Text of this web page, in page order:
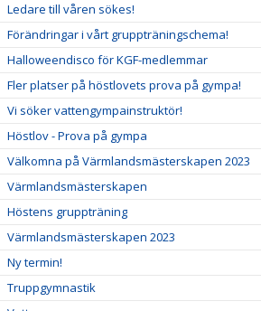
Ledare till våren sökes!
Förändringar i vårt gruppträningschema!
Halloweendisco för KGF-medlemmar
Fler platser på höstlovets prova på gympa!
Vi söker vattengympainstruktör!
Höstlov - Prova på gympa
Välkomna på Värmlandsmästerskapen 2023
Värmlandsmästerskapen
Höstens gruppträning
Värmlandsmästerskapen 2023
Ny termin!
Truppgymnastik